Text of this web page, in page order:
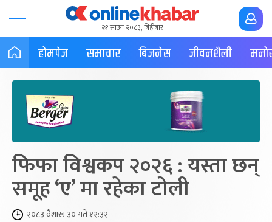
२१ साउन २०८३, बिहीबार
होमपेज समाचार बिजनेस जीवनशैली
फिफा विश्वकप २०२६ : यस्ता छन्
समूह ‘ए’ मा रहेका टोली
२०८३ वैशाख ३० गते १२:३२